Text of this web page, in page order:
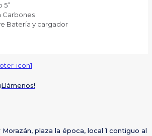
5”
Carbones
Batería y cargador
plaza la época, local 1 contiguo al